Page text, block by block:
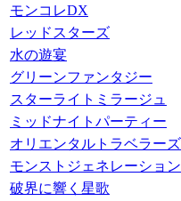
モンコレDX
レッドスターズ
水の遊宴
グリーンファンタジー
スターライトミラージュ
ミッドナイトパーティー
オリエンタルトラベラーズ
モンストジェネレーション
破界に響く星歌